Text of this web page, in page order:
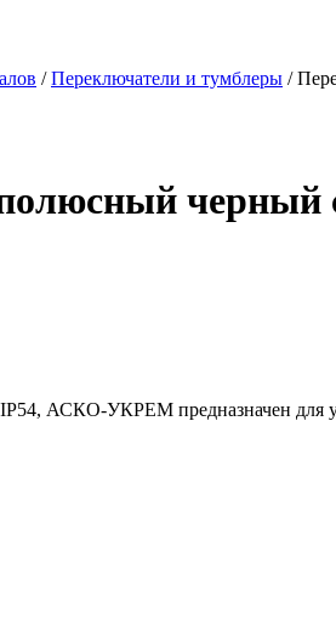
/Переключатели и тумблеры /
АСКО-УКРЕМ предназначен для